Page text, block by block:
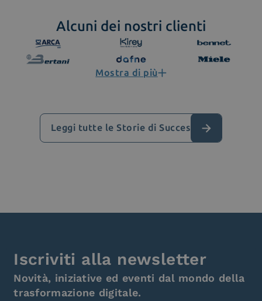
Alcuni dei nostri clienti
Mostra di più
Leggi tutte le Storie di Successo
Iscriviti alla newsletter
Novità, iniziative ed eventi dal mondo della
trasformazione digitale.